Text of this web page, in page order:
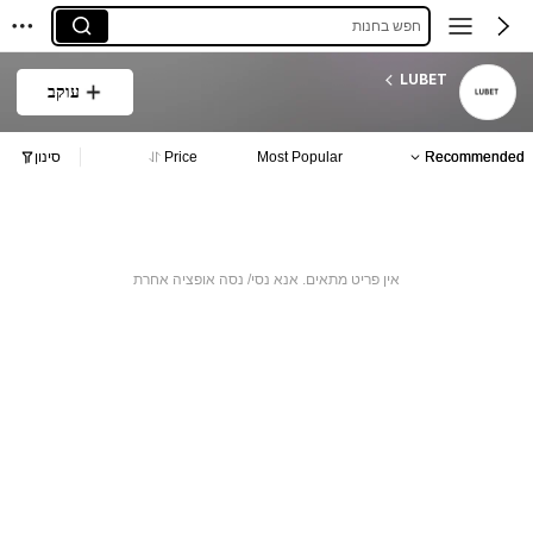
חפש בחנות
LUBET
עוקב
Recommended
Most Popular
Price סינון
אין פריט מתאים. אנא נסי/ נסה אופציה אחרת